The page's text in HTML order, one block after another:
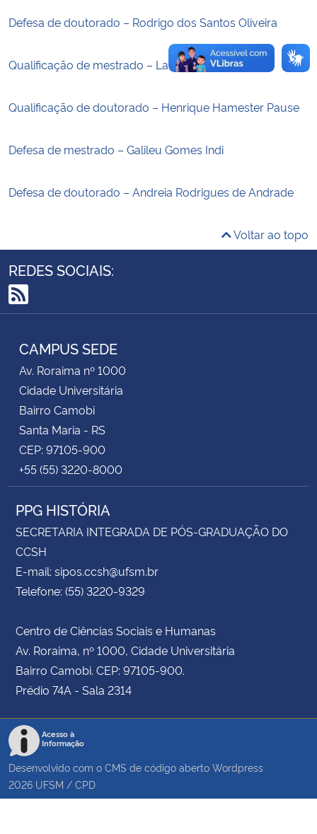
Advocacia-Geral da União
Banco Central do Brasil
Planalto
Defesa de doutorado – Rodrigo dos Santos Oliveira
Qualificação de mestrado – Laura Vargas Dicheti
Qualificação de doutorado – Henrique Hamester Pause
Defesa de mestrado – Galileu Gomes Indi
Defesa de doutorado – Andreia Rodrigues de Andrade
Voltar ao topo
REDES SOCIAIS:
RSS
CAMPUS SEDE
Av. Roraima nº 1000
Cidade Universitária
Bairro Camobi
Santa Maria - RS
CEP: 97105-900
+55 (55) 3220-8000
PPG HISTÓRIA
SECRETARIA INTEGRADA DE PÓS-GRADUAÇÃO DO
CCSH
E-mail: sipos.ccsh@ufsm.br
Telefone: (55) 3220-9329
Centro de Ciências Sociais e Humanas
Av. Roraima, nº 1000, Cidade Universitária
Bairro Camobi. CEP: 97105-900.
Prédio 74A - Sala 2314
Acesso à
Informação
Desenvolvido com o CMS de código aberto Wordpress
2026 UFSM / CPD